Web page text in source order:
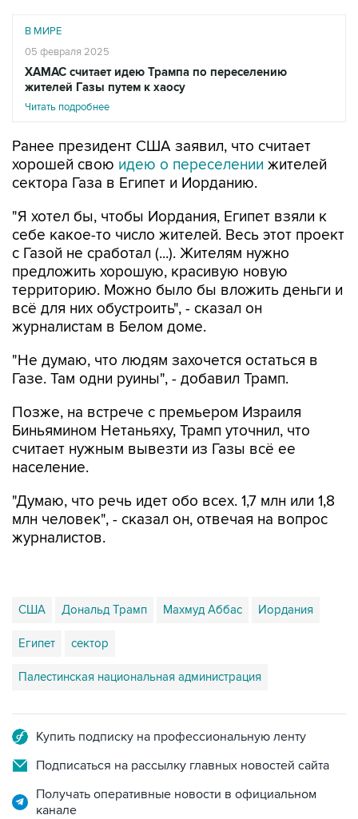
В МИРЕ
05 февраля 2025
ХАМАС считает идею Трампа по переселению
жителей Газы путем к хаосу
Читать подробнее
Ранее президент США заявил, что считает
хорошей свою идею о переселении жителей
сектора Газа в Египет и Иорданию.
"Я хотел бы, чтобы Иордания, Египет взяли к
себе какое-то число жителей. Весь этот проект
с Газой не сработал (...). Жителям нужно
предложить хорошую, красивую новую
территорию. Можно было бы вложить деньги и
всё для них обустроить", - сказал он
журналистам в Белом доме.
"Не думаю, что людям захочется остаться в
Газе. Там одни руины", - добавил Трамп.
Позже, на встрече с премьером Израиля
Биньямином Нетаньяху, Трамп уточнил, что
считает нужным вывезти из Газы всё ее
население.
"Думаю, что речь идет обо всех. 1,7 млн или 1,8
млн человек", - сказал он, отвечая на вопрос
журналистов.
США Дональд Трамп Махмуд Аббас Иордания
Египет сектор
Палестинская национальная администрация
Купить подписку на профессиональную ленту
Подписаться на рассылку главных новостей сайта
Получать оперативные новости в официальном
канале